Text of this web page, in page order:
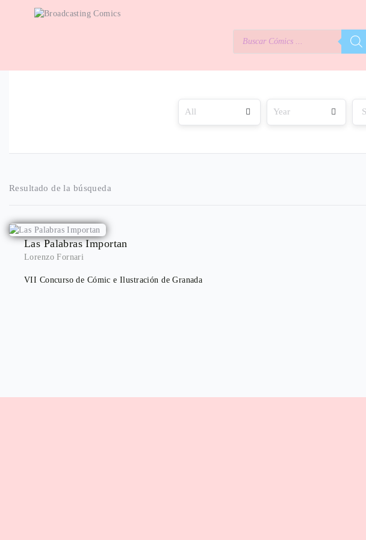
Resultado de la búsqueda
Las Palabras Importan
Lorenzo Fornari
VII Concurso de Cómic e Ilustración de Granada